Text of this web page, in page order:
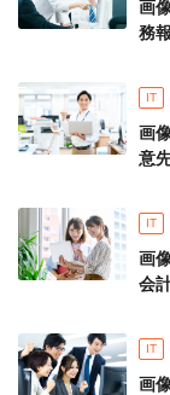
画
務
IT
画
意
IT
画
会
IT
画